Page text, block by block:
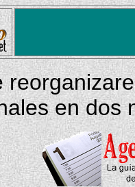
en dos